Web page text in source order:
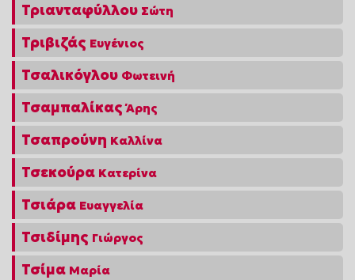
Τριανταφύλλου Σώτη
Τριβιζάς Ευγένιος
Τσαλικόγλου Φωτεινή
Τσαμπαλίκας Άρης
Τσαπρούνη Καλλίνα
Τσεκούρα Κατερίνα
Τσιάρα Ευαγγελία
Τσιδίμης Γιώργος
Τσίμα Μαρία